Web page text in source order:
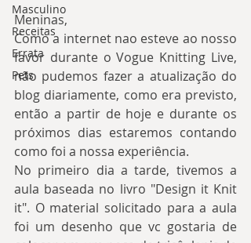
Masculino
Receitas
Errata
Pets
Meninas,
Como a internet nao esteve ao nosso
favor durante o Vogue Knitting Live,
não pudemos fazer a atualização do
blog diariamente, como era previsto,
então a partir de hoje e durante os
próximos dias estaremos contando
como foi a nossa experiência.
No primeiro dia a tarde, tivemos a
aula baseada no livro "Design it Knit
it". O material solicitado para a aula
foi um desenho que vc gostaria de